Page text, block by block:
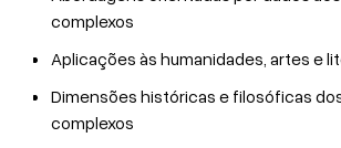
complexos
Aplicações às humanidades, artes e
Dimensões históricas e filosóficas
complexos